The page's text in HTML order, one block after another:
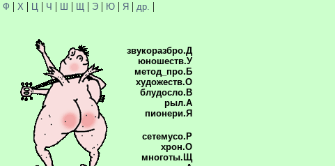
Ф | Х | Ц | Ч | Ш | Щ | Э| Ю| Я| др. |
звукоразбро.Д
юношеств.У
метод_про.Б
художеств.О
блудосло.В
рыл.А
пионери.Я
сетемусо.Р
хрон.О
многоты.Щ